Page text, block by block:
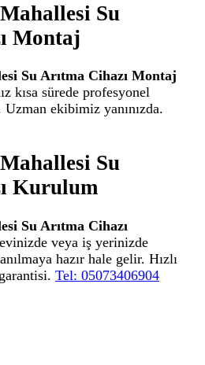
Su
Montaj
Su Arıtma Cihazı Montaj
kısa sürede profesyonel
ekibimiz yanınızda.
Su
Kurulum
Su Arıtma Cihazı
veya iş yerinizde
hazır hale gelir. Hızlı
Tel: 05073406904